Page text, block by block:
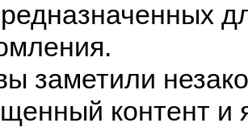
заметили
контент и